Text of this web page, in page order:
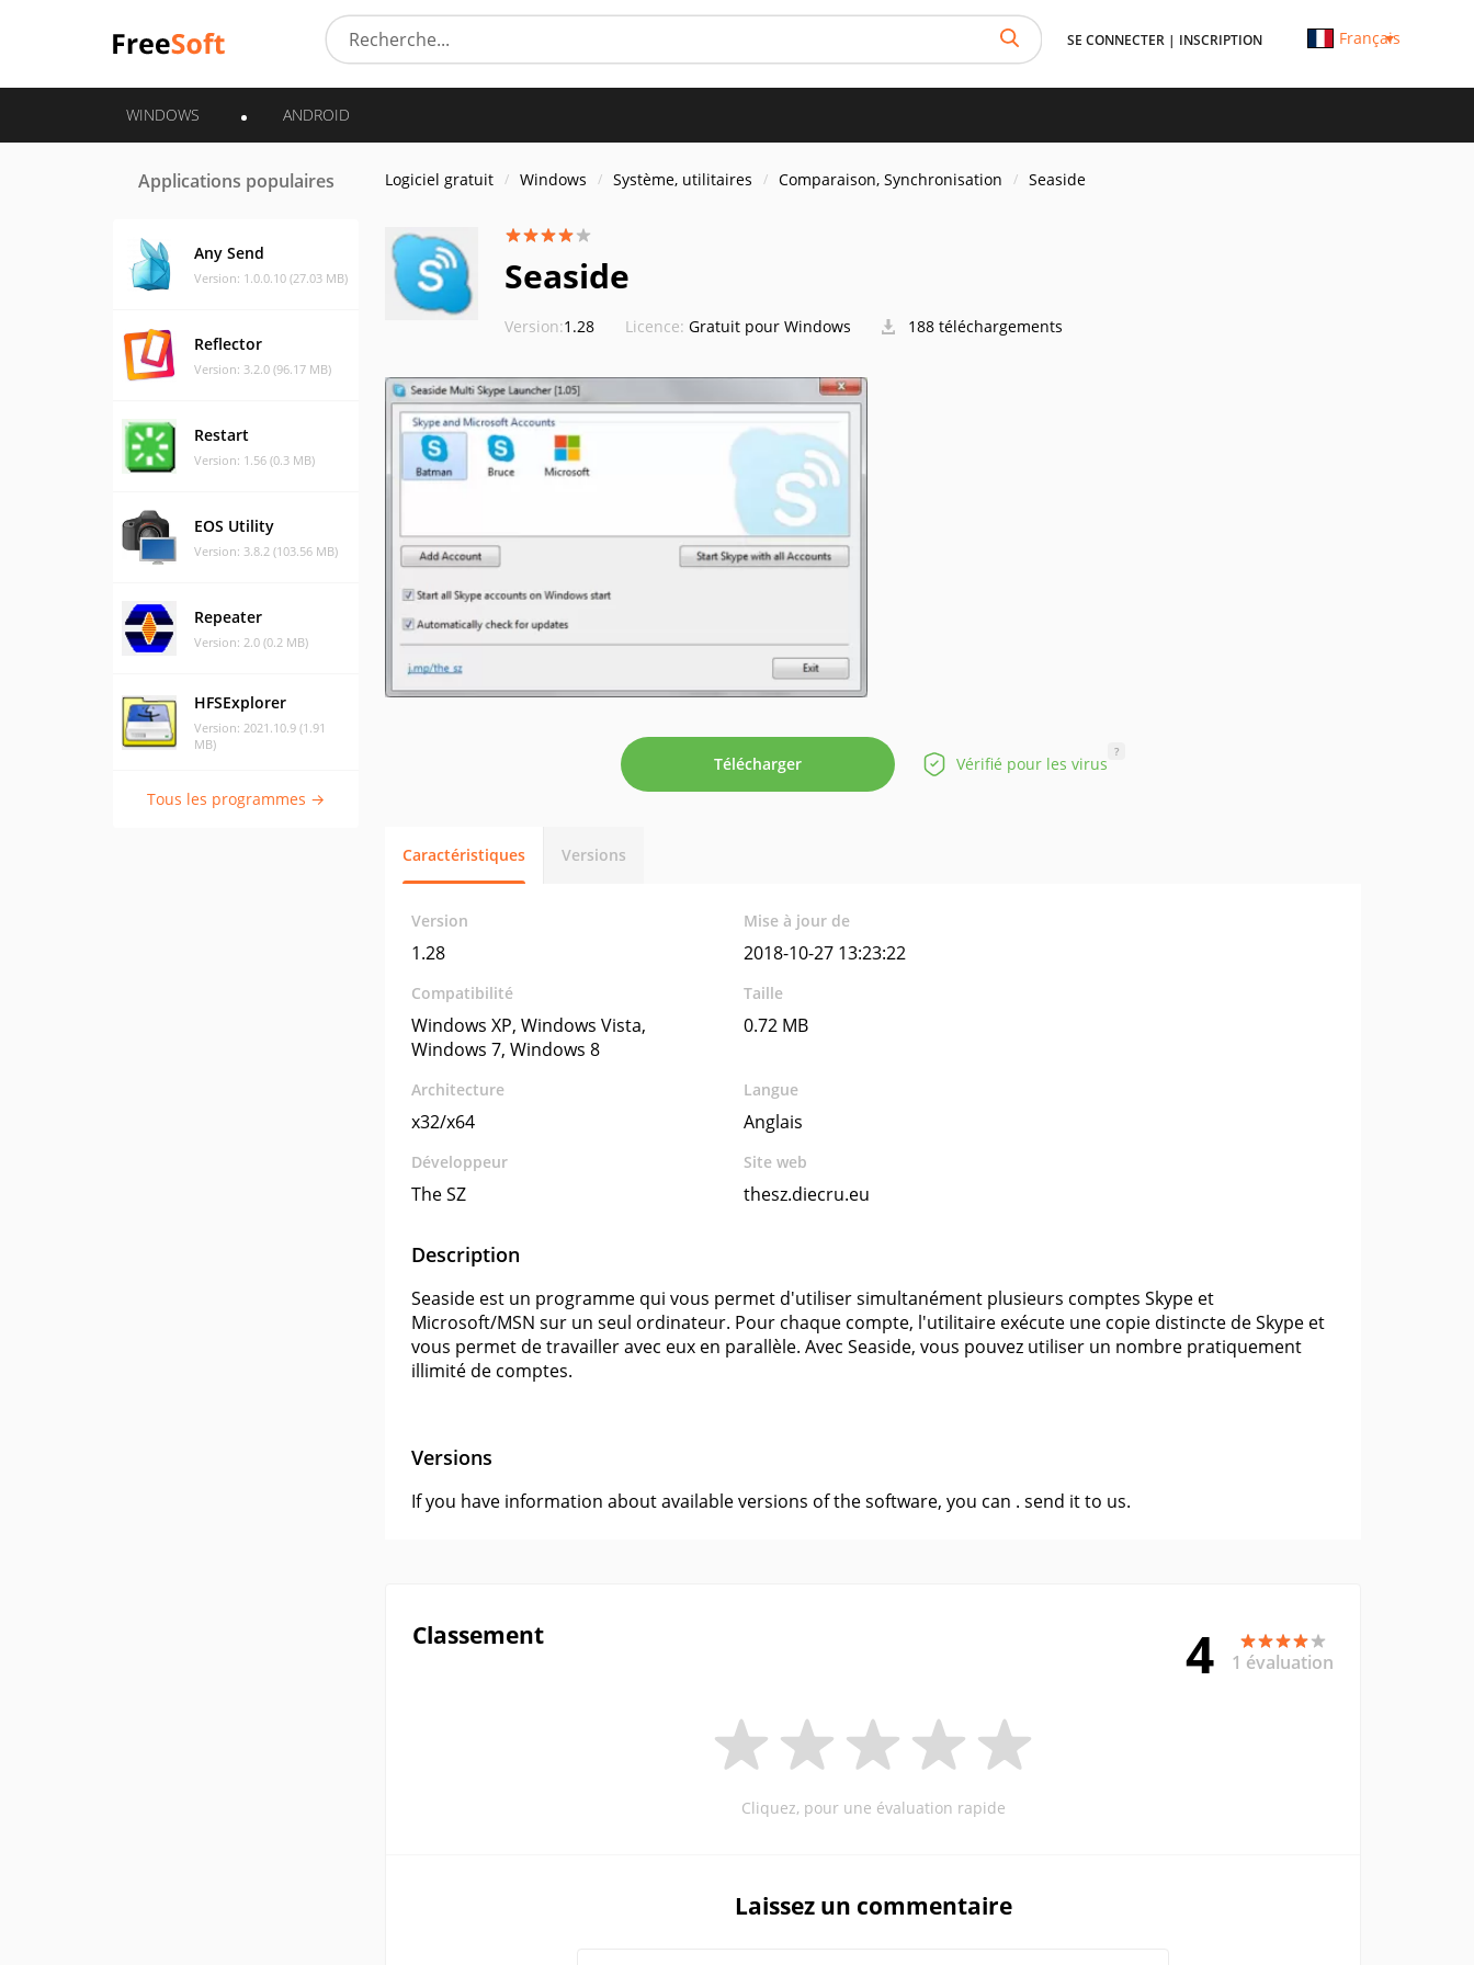
SE CONNECTER | INSCRIPTION Français
WINDOWS ANDROID
Applications populaires
Any Send
Version: 1.0.0.10 (27.03 MB)
Reflector
Version: 3.2.0 (96.17 MB)
Restart
Version: 1.56 (0.3 MB)
EOS Utility
Version: 3.8.2 (103.56 MB)
Repeater
Version: 2.0 (0.2 MB)
HFSExplorer
Version: 2021.10.9 (1.91
MB)
Tous les programmes →
Logiciel gratuit Windows Système, utilitaires Comparaison, Synchronisation Seaside
Seaside
Version:1.28 Licence: Gratuit pour Windows 188 téléchargements
Télécharger Vérifié pour les virus
?
Caractéristiques Versions
Version
1.28
Mise à jour de
2018-10-27 13:23:22
Compatibilité
Windows XP, Windows Vista,
Windows 7, Windows 8
Taille
0.72 MB
Architecture
x32/x64
Langue
Anglais
Développeur
The SZ
Site web
thesz.diecru.eu
Description
Seaside est un programme qui vous permet d'utiliser simultanément plusieurs comptes Skype et
Microsoft/MSN sur un seul ordinateur. Pour chaque compte, l'utilitaire exécute une copie distincte de Skype et
vous permet de travailler avec eux en parallèle. Avec Seaside, vous pouvez utiliser un nombre pratiquement
illimité de comptes.
Versions
If you have information about available versions of the software, you can . send it to us.
Classement 4 1 évaluation
Cliquez, pour une évaluation rapide
Laissez un commentaire